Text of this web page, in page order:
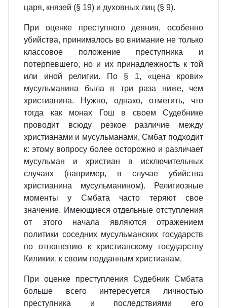
царя, князей (§ 19) и духовных лиц (§ 9).
При оценке преступного деяния, особенно
убийства, принималось во внимание не только
классовое положение преступника и
потерпевшего, но и их принадлежность к той
или иной религии. По § 1, «цена крови»
мусульманина была в три раза ниже, чем
христианина. Нужно, однако, отметить, что
тогда как монах Гош в своем Судебнике
проводит всюду резкое различие между
христианами и мусульманами, Смбат подходит
к: этому вопросу более осторожно и различает
мусульман и христиан в исключительных
случаях (например, в случае убийства
христианина мусульманином). Религиозные
моменты у Смбата часто теряют свое
значение. Имеющиеся отдельные отступления
от этого начала являются отражением
политики соседних мусульманских государств
по отношению к христианскому государству
Киликии, к своим подданным христианам.
При оценке преступления Судебник Смбата
больше всего интересуется личностью
преступника и последствиями его